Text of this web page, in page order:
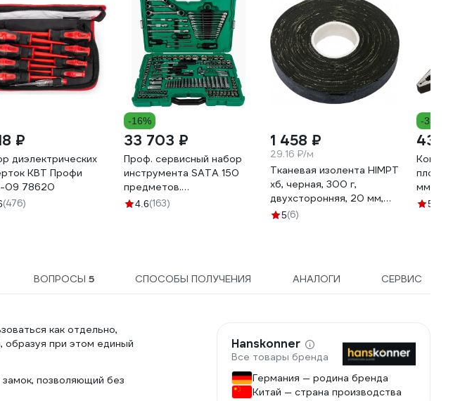
₽
диэлектрических
КВТ Профи
78620
(476)
-16%
33 703 ₽
Проф. сервисный набор
инструмента SATA 150
предметов.
Максимальный комплект
4.6(163)
1 458 ₽
29.16 ₽/м
Тканевая изолента HIMPT
хб, черная, 300 г,
двухсторонняя, 20 мм,
0.4 мм 00-00008227
5(6)
-35%
435
мм 06-
5
ВОПРОСЫ 5 СПОСОБЫ ПОЛУЧЕНИЯ АНАЛОГИ СЕРВИС
как отдельно,
образуя при этом единый
позволяющий без
Hanskonner
Все товары бренда
Германия — родина бренда
Китай — страна производства